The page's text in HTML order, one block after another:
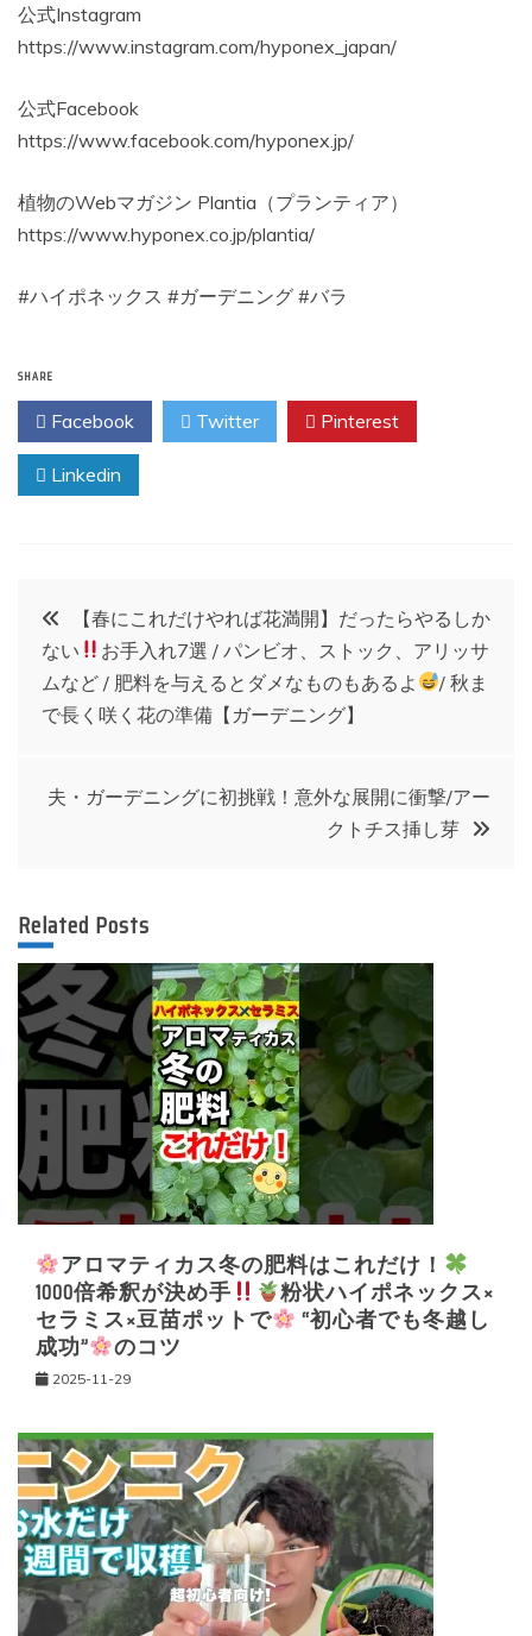
公式Instagram
https://www.instagram.com/hyponex_japan/
公式Facebook
https://www.facebook.com/hyponex.jp/
植物のWebマガジン Plantia（プランティア）
https://www.hyponex.co.jp/plantia/
#ハイポネックス #ガーデニング #バラ
SHARE
Facebook Twitter Pinterest
Linkedin
投
稿
ナ
ビ
ー
シ
ョ
ン
【春にこれだけやれば花満開】だったらやるしか
ない
お手入れ7選 / パンビオ、ストック、アリッサ
ムなど / 肥料を与えるとダメなものもあるよ
/ 秋ま
で長く咲く花の準備【ガーデニング】
夫・ガーデニングに初挑戦！意外な展開に衝撃/アー
クトチス挿し芽
Related Posts
アロマティカス冬の肥料はこれだけ！
1000倍希釈が決め手
粉状ハイポネックス×
セラミス×豆苗ポットで
“初心者でも冬越し
成功”
のコツ
2025-11-29